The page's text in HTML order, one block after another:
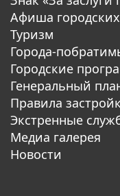
Афиша
Туризм
Города-
Городские
Генеральный
Правила
Экстренные
Медиа галерея
Новости